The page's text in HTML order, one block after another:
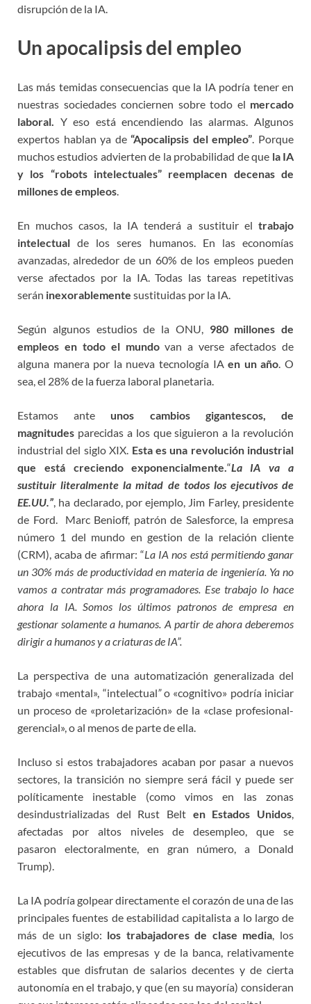
disrupción de la IA.
Un apocalipsis del empleo
Las más temidas consecuencias que la IA podría tener en
nuestras sociedades conciernen sobre todo el mercado
laboral. Y eso está encendiendo las alarmas. Algunos
expertos hablan ya de“Apocalipsis del empleo” . Porque
muchos estudios advierten de la probabilidad de que la IA
y los “robots intelectuales” reemplacen decenas de
millones de empleos
En muchos casos, la IA tenderá a sustituir el trabajo
intelectual de los seres humanos. En las economías
avanzadas, alrededor de un 60% de los empleos pueden
verse afectados por la IA. Todas las tareas repetitivas
serán inexorablemente sustituidas por la IA.
Según algunos estudios de la ONU, 980 millones de
empleos en todo el mundovan a verse afectados de
alguna manera por la nueva tecnología IAen un año . O
sea, el 28% de la fuerza laboral planetaria.
Estamos ante unos cambios gigantescos, de
magnitudes parecidas a los que siguieron a la revolución
industrial del siglo XIX. Esta es una revolución industrial
que está creciendo exponencialmente. “La IA va a
sustituir literalmente la mitad de todoslos ejecutivos de
EE.UU.” , ha declarado, por ejemplo, Jim Farley, presidente
de Ford. Marc Benioff, patrón de Salesforce, la empresa
número 1 del mundo en gestion de la relación cliente
(CRM), acaba de afirmar: “La IA nos está permitiendo ganar
un 30% más de productividad en materia de ingeniería. Ya no
vamos a contratar más programadores. Ese trabajo lo hace
ahora la IA. Somos los últimos patronos de empresa en
gestionar solamente a humanos. A partir de ahora deberemos
dirigir a humanos y a criaturas de IA”.
La perspectiva de una automatización generalizada del
trabajo «mental», “intelectual”o «cognitivo» podría iniciar
un proceso de «proletarización» de la «clase profesional-
gerencial», o al menos de parte de ella.
Incluso si estos trabajadores acaban por pasar a nuevos
sectores, la transición no siempre será fácil y puede ser
políticamente inestable (como vimos en las zonas
desindustrializadas del Rust Belt en Estados Unidos
afectadas por altos niveles de desempleo, que se
pasaron electoralmente, en gran número, a Donald
Trump).
La IA podría golpear directamente el corazón de una de las
principales fuentes de estabilidad capitalista a lo largo de
más de un siglo: los trabajadores de clase media , los
ejecutivos de las empresas y de la banca, relativamente
estables que disfrutan de salarios decentes y de cierta
autonomía en el trabajo, y que (en su mayoría) consideran